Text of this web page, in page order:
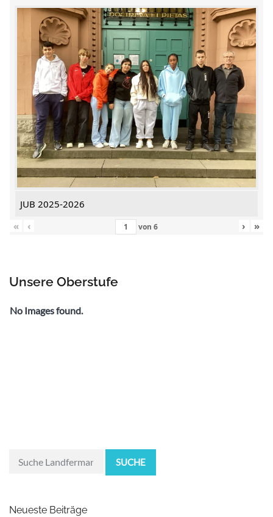
JUB 2025-2026
«
‹ von 6 › »
Unsere Oberstufe
No Images found.
SUCHE
Neueste Beiträge